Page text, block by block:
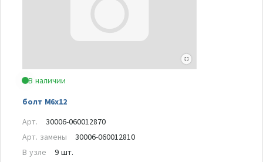
В наличии
болт М6х12
Арт.
30006-060012870
Арт. замены
30006-060012810
В узле
9 шт.